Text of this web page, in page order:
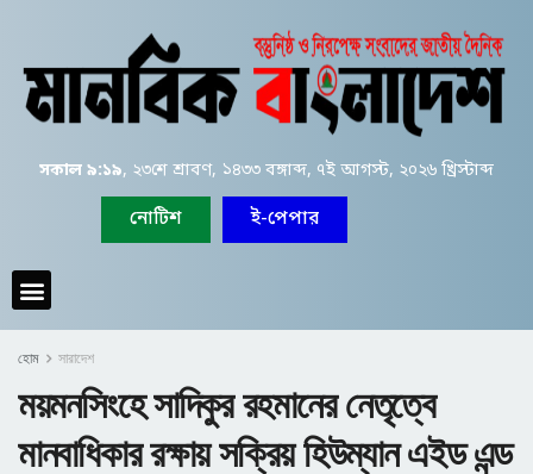
সকাল ৯:১৯, ২৩শে শ্রাবণ, ১৪৩৩ বঙ্গাব্দ, ৭ই আগস্ট, ২০২৬ খ্রিস্টাব্দ
নোটিশ ই-পেপার
হোম সারাদেশ
ময়মনসিংহে সাদিকুর রহমানের নেতৃত্বে
মানবাধিকার রক্ষায় সক্রিয় হিউম্যান এইড এন্ড